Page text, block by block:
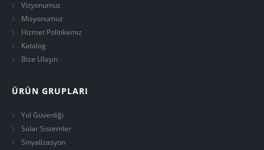
Vizyonumuz
Misyonumuz
Hizmet Politikamız
Katalog
Bize Ulaşın
ÜRÜN GRUPLARI
Yol Güvenliği
Solar Sistemler
Sinyalizasyon